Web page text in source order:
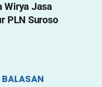
Wirya Jasa
PLN Suroso